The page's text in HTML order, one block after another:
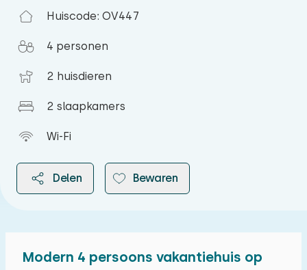
Huiscode: OV447
4 personen
2 huisdieren
2 slaapkamers
Wi-Fi
Delen Bewaren
Modern 4 persoons vakantiehuis op